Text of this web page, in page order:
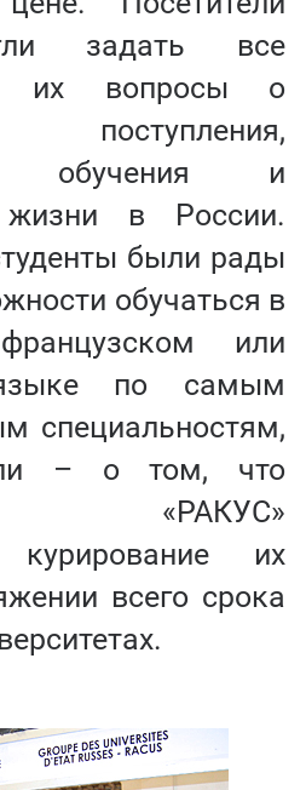
задать все
их вопросы о
обучения и
жизни в России.
были рады
обучаться в
или
по самым
специальностям,
– о том, что
«РАКУС»
курирование их
всего срока